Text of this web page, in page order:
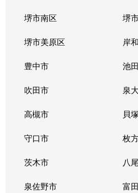
堺市南区 堺
堺市美原区 岸
豊中市 池
吹田市 泉
高槻市 貝
守口市 枚
茨木市 八
泉佐野市 富